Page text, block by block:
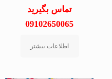
تماس بگیرید
09102650065
اطلاعات بیشتر